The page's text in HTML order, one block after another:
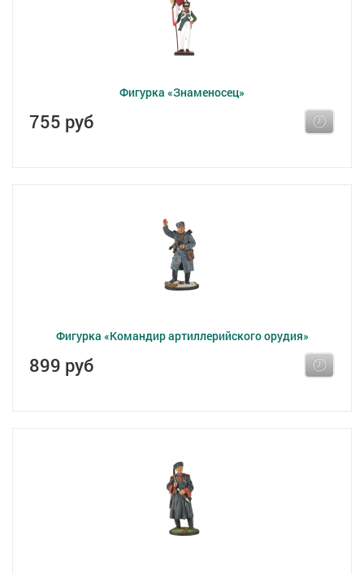
Фигурка «Знаменосец»
755 руб
Фигурка «Командир артиллерийского орудия»
899 руб